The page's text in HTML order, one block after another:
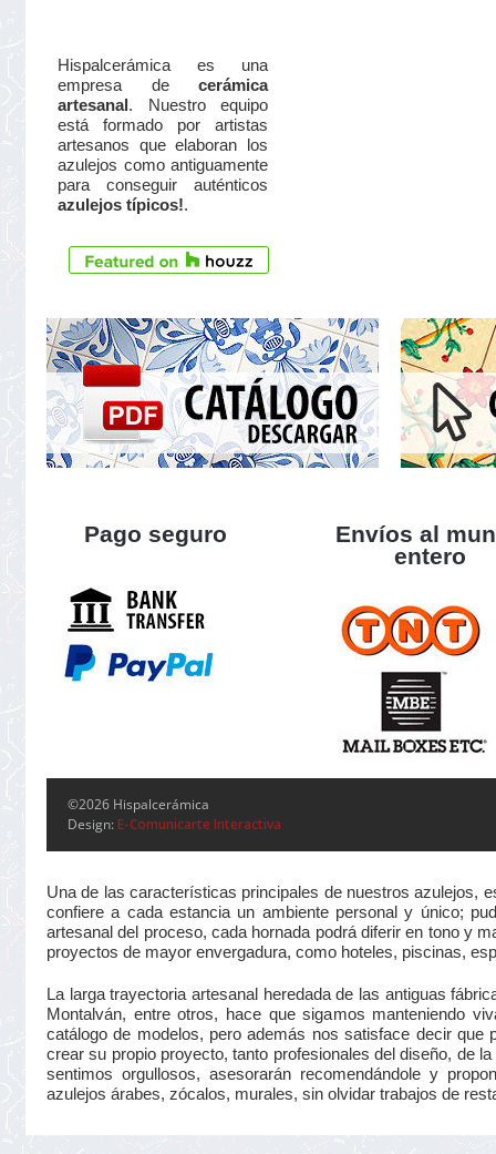
Hispalcerámica es una
empresa de cerámica
artesanal . Nuestro equipo
está formado por artistas
artesanos que elaboran los
azulejos como antiguamente
para conseguir auténticos
azulejos típicos!.
Pago seguro
Envíos al
entero
©2026 Hispalcerámica
Design: E-Comunicarte Interactiva
Una de las características principales de nuestros azulejos,
confiere a cada estancia un ambiente personal y único;
artesanal del proceso, cada hornada podrá diferir en tono y
proyectos de mayor envergadura, como hoteles, piscinas,
La larga trayectoria artesanal heredada de las antiguas
Montalván, entre otros, hace que sigamos manteniendo
catálogo de modelos, pero además nos satisface decir
crear su propio proyecto, tanto profesionales del diseño, de
sentimos orgullosos, asesorarán recomendándole y
azulejos árabes, zócalos, murales, sin olvidar trabajos de